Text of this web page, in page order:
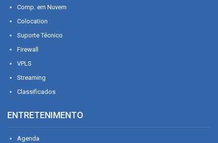
Comp. em Nuvem
Colocation
Suporte Técnico
Firewall
VPLS
Streaming
Classificados
ENTRETENIMENTO
Agenda